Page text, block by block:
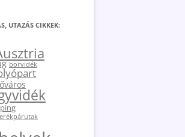
UTAZÁS CIKKEK:
borvidék